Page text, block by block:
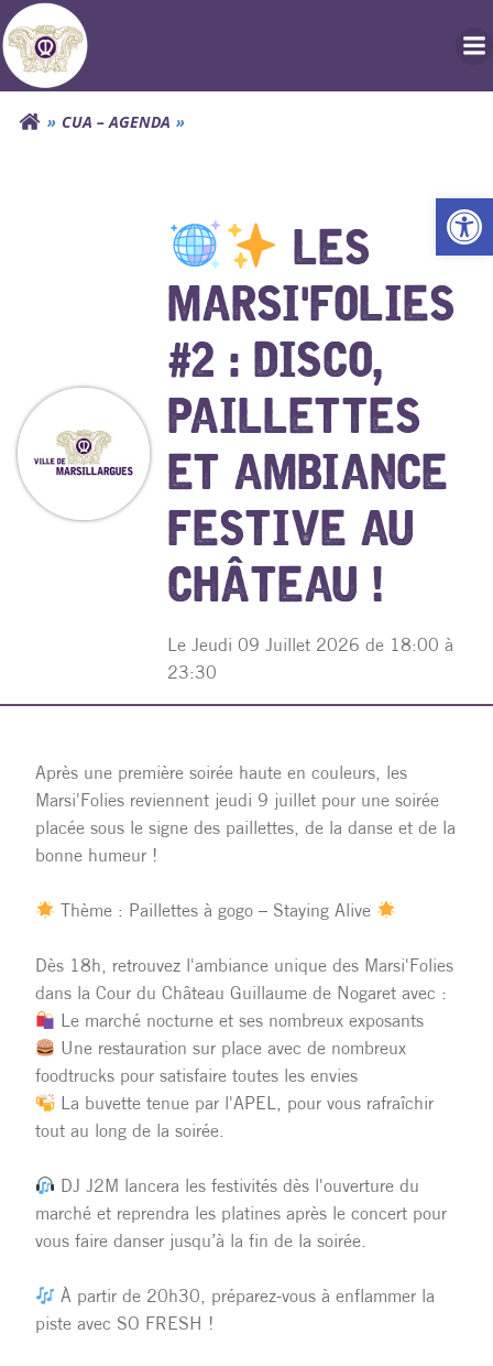
Aller
au
contenu
CUA – AGENDA
LES
MARSI'FOLIES
#2 : DISCO,
PAILLETTES
ET AMBIANCE
FESTIVE AU
CHÂTEAU !
Le Jeudi 09 Juillet 2026 de 18:00 à
23:30
Après une première soirée haute en couleurs, les
Marsi'Folies reviennent jeudi 9 juillet pour une soirée
placée sous le signe des paillettes, de la danse et de la
bonne humeur !
Thème : Paillettes à gogo – Staying Alive
Dès 18h, retrouvez l'ambiance unique des Marsi'Folies
dans la Cour du Château Guillaume de Nogaret avec :
Le marché nocturne et ses nombreux exposants
Une restauration sur place avec de nombreux
foodtrucks pour satisfaire toutes les envies
La buvette tenue par l'APEL, pour vous rafraîchir
tout au long de la soirée.
DJ J2M lancera les festivités dès l'ouverture du
marché et reprendra les platines après le concert pour
vous faire danser jusqu’à la fin de la soirée.
À partir de 20h30, préparez-vous à enflammer la
piste avec SO FRESH !